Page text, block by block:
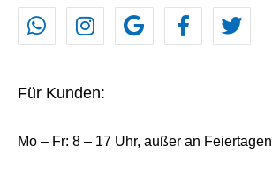
Für Kunden:
Mo – Fr: 8 – 17 Uhr, außer an Feiertagen